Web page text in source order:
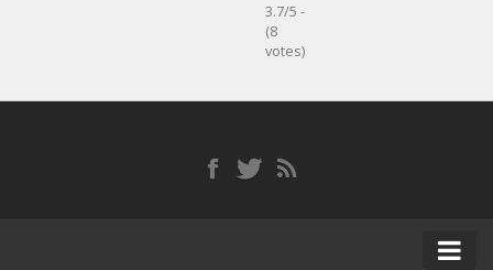
3.7/5 -
(8
votes)